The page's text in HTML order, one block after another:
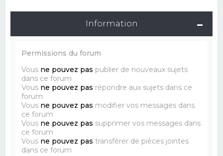
Information
Permissions du forum
Vous ne pouvez pas publier de nouveaux sujets
dans ce forum
Vous ne pouvez pas répondre aux sujets dans ce
forum
Vous ne pouvez pas modifier vos messages dans
ce forum
Vous ne pouvez pas supprimer vos messages dans
ce forum
Vous ne pouvez pas transférer de pièces jointes
dans ce forum